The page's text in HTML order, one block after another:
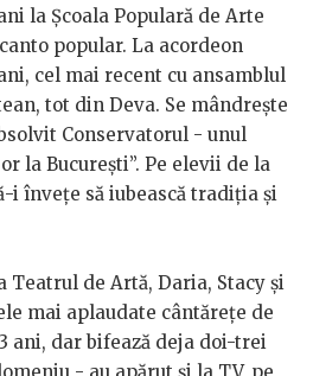
la Școala Populară de Arte
popular. La acordeon
cel mai recent cu ansamblul
tot din Deva. Se mândrește
Conservatorul - unul
la București”. Pe elevii de la
i învețe să iubească tradiția și
Teatrul de Artă, Daria, Stacy și
mai aplaudate cântărețe de
ani, dar bifează deja doi-trei